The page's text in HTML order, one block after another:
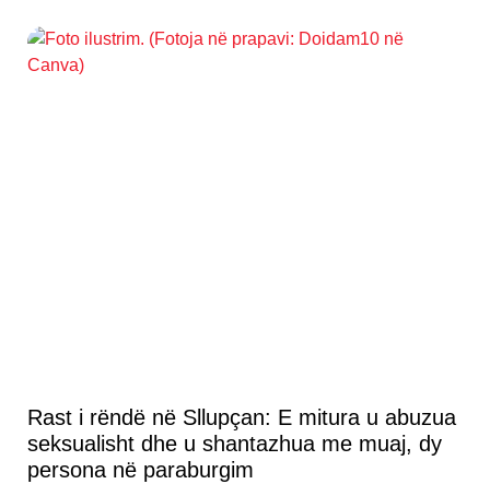
Rast i rëndë në Sllupçan: E mitura u abuzua
seksualisht dhe u shantazhua me muaj, dy
persona në paraburgim